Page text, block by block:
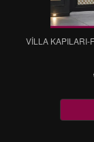
VİLLA KAPILARI-